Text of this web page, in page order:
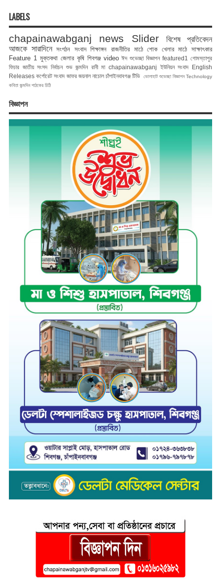
LABELS
chapainawabganj news Slider
বিশেষ প্রতিবেদন
আজকে সারাদিনে সংগঠন সংবাদ শিক্ষাঙ্গন রাজনীতির মাঠে শোক খেলার মাঠে
সাক্ষাৎকার
Feature 1 মুক্তকথা জেলার কৃষি শিবগঞ্জ video ঈদ শুভেচ্ছা বিজ্ঞাপন featured1
গোমস্তাপুর
ফিচার জাতীয় সংসদ নির্বাচন শুভ জন্মদিন রানী মা chapainawabganj ইউনিয়ন সংবাদ
English
Releases কর্পোরেট সংবাদ জাফর জয়নাল নাচোল চাঁপাইনবাবগঞ্জ টিভি ভোলাহাট শুভেচ্ছা বিজ্ঞাপন Technology
কবিতা জন্মদিন পাঠকের চিঠি
বিজ্ঞাপন